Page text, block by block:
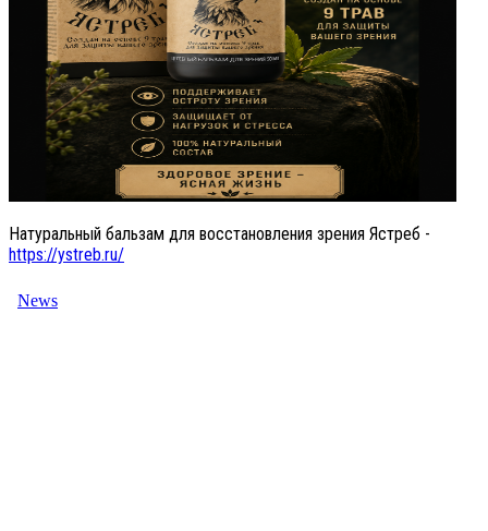
Натуральный бальзам для восстановления зрения Ястреб -
https://ystreb.ru/